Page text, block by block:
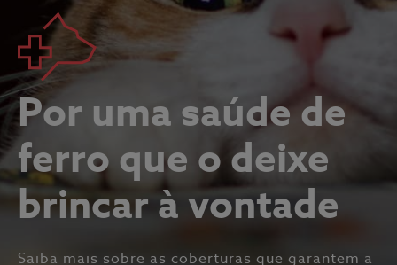
Por uma saúde de
ferro que o deixe
brincar à vontade
Saiba mais sobre as coberturas que garantem a